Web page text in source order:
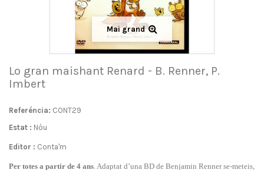
Mai grand
Lo gran maishant Renard - B. Renner, P.
Imbert
Referéncia: CONT29
Estat : Nòu
Editor : Conta'm
Per totes a partir de 4 ans. Adaptat d’una BD de Benjamin Renner se-meteis,